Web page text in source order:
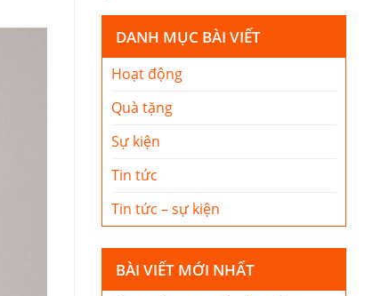
DANH MỤC BÀI VIẾT
Hoạt động
Quà tặng
Sự kiện
Tin tức
Tin tức – sự kiện
BÀI VIẾT MỚI NHẤT